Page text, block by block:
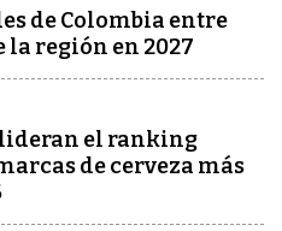
de Colombia entre
la región en 2027
lideran el ranking
de cerveza más